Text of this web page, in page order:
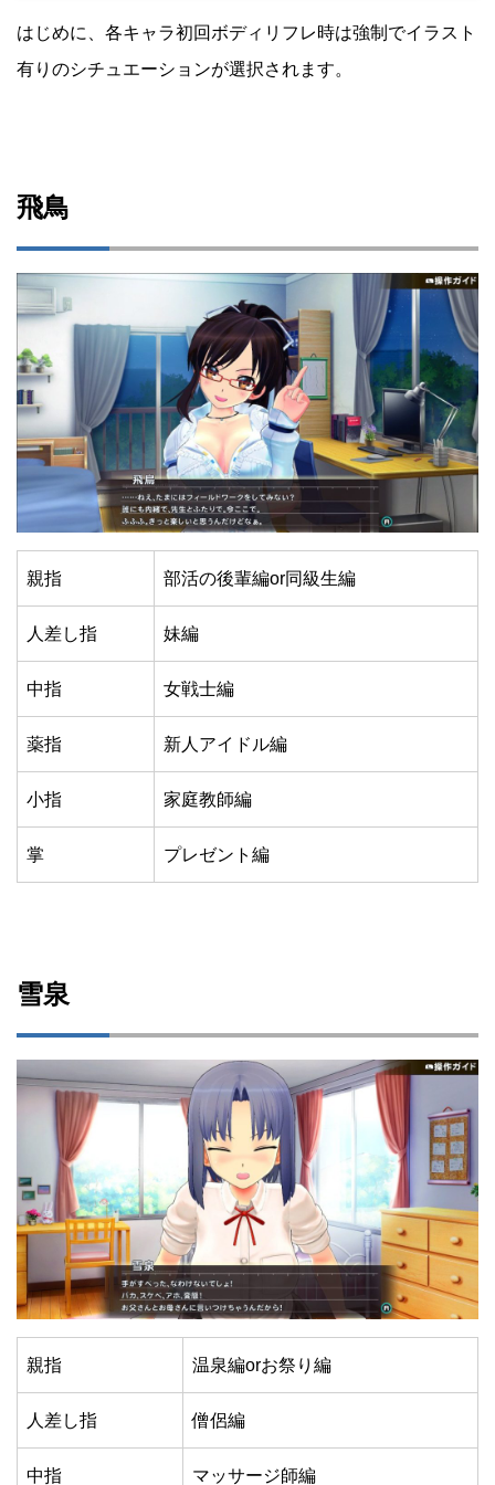
はじめに、各キャラ初回ボディリフレ時は強制でイラスト
有りのシチュエーションが選択されます。
飛鳥
親指 部活の後輩編or同級生編
人差し指 妹編
中指 女戦士編
薬指 新人アイドル編
小指 家庭教師編
掌 プレゼント編
雪泉
親指 温泉編orお祭り編
人差し指 僧侶編
中指 マッサージ師編